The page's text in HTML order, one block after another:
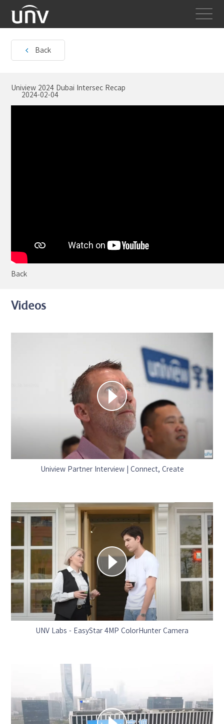
Back
Uniview 2024 Dubai Intersec Recap
2024-02-04
Back
Videos
Uniview Partner Interview | Connect, Create
UNV Labs - EasyStar 4MP ColorHunter Camera